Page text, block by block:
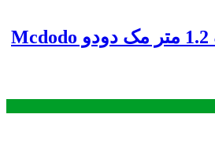
کابل شارژ لایتنیگ 1.2 متر مک دودو Mcdodo